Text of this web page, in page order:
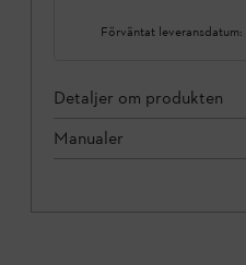
Förväntat leveransdatum:
Detaljer om produkten
Manualer